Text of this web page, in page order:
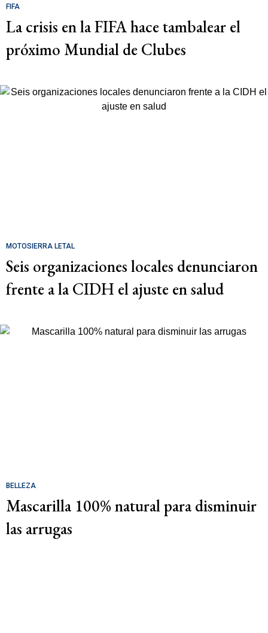
FIFA
La crisis en la FIFA hace tambalear el
próximo Mundial de Clubes
MOTOSIERRA LETAL
Seis organizaciones locales denunciaron
frente a la CIDH el ajuste en salud
BELLEZA
Mascarilla 100% natural para disminuir
las arrugas